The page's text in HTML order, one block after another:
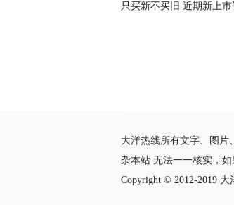
只买新不买旧 近期新上
大洋热线所有文字、图片
杂本站 无法一一核实，
Copyright © 2012-2019 大